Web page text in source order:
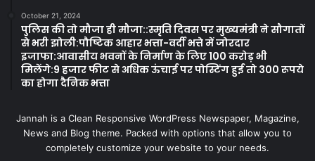
October 21, 2024
पुलिस की तो मौजा ही मौजा::स्मृति दिवस पर मुख्यमंत्री ने सौगातों
से भरी झोली:पौष्टिक आहार भत्ता-वर्दी भत्ते में जोरदार
इजाफा:आवासीय भवनों के निर्माण के लिए 100 करोड़ भी
मिलेंगे:9 हजार फीट से अधिक ऊंचाई पर पोस्टिंग हुई तो 300 रूपये
का होगा दैनिक भत्ता
Jannah is a Clean Responsive WordPress Newspaper, Magazine,
News and Blog theme. Packed with options that allow you to
completely customize your website to your needs.